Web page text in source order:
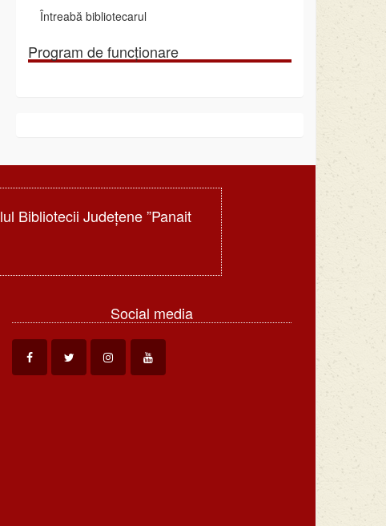
Întreabă bibliotecarul
Program de funcționare
Bibliotecii Judeţene ”Panait
Social media